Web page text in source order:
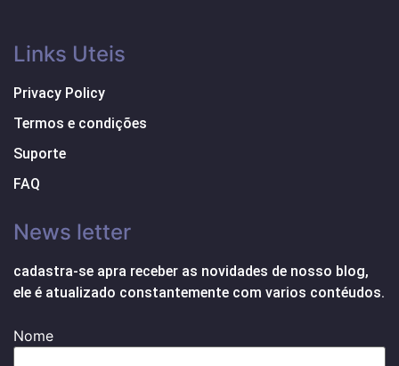
Links Uteis
Privacy Policy
Termos e condições
Suporte
FAQ
News letter
cadastra-se apra receber as novidades de nosso blog,
ele é atualizado constantemente com varios contéudos.
Nome